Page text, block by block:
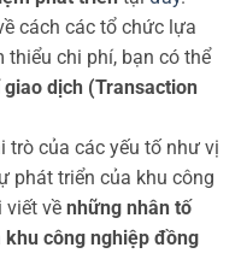
cách các tổ chức lựa
chi phí, bạn có thể
dịch (Transaction
trò của các yếu tố như vị
phát triển của khu công
viết về những nhân tố
công nghiệp đồng